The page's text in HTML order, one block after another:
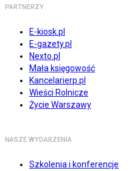
PARTNERZY
E-kiosk.pl
E-gazety.pl
Nexto.pl
Mała księgowość
Kancelarierp.pl
Wieści Rolnicze
Życie Warszawy
NASZE WYDARZENIA
Szkolenia i konferencje